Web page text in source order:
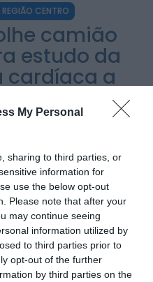
My Personal
sharing to third parties, or
information for
use the below opt-out
Please note that after your
may continue seeing
information utilized by
to third parties prior to
opt-out of the further
by third parties on the
recebe observação do
para quatro arguidos em
cobre das
FM
nos Açores por suspeitas de
doméstica
REGIÃO CENTRO
camião
estudo da
cardíaca a